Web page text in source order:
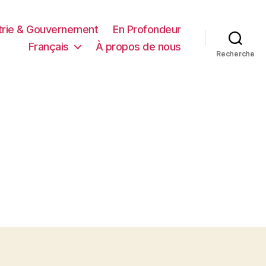
& Gouvernement
En Profondeur
Français
À propos de nous
Recherche